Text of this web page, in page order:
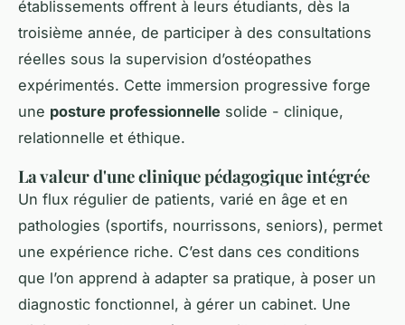
établissements offrent à leurs étudiants, dès la
troisième année, de participer à des consultations
réelles sous la supervision d’ostéopathes
expérimentés. Cette immersion progressive forge
une posture professionnelle solide - clinique,
relationnelle et éthique.
La valeur d'une clinique pédagogique intégrée
Un flux régulier de patients, varié en âge et en
pathologies (sportifs, nourrissons, seniors), permet
une expérience riche. C’est dans ces conditions
que l’on apprend à adapter sa pratique, à poser un
diagnostic fonctionnel, à gérer un cabinet. Une